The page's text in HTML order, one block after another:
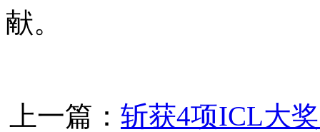
献。
上一篇： 斩获4项ICL大